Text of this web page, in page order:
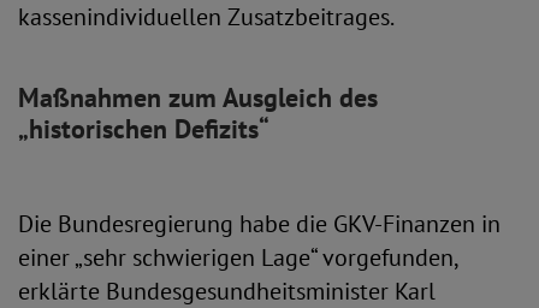
kassenindividuellen Zusatzbeitrages.
Maßnahmen zum Ausgleich des
„historischen Defizits“
Die Bundesregierung habe die GKV-Finanzen in
einer „sehr schwierigen Lage“ vorgefunden,
erklärte Bundesgesundheitsminister Karl